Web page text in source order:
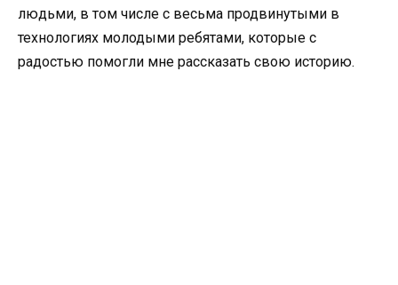
людьми, в том числе с весьма продвинутыми в
технологиях молодыми ребятами, которые с
радостью помогли мне рассказать свою историю.